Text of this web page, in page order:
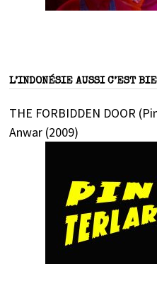
L’INDONÉSIE AUSSI C’EST
THE FORBIDDEN DOOR
Anwar (2009)